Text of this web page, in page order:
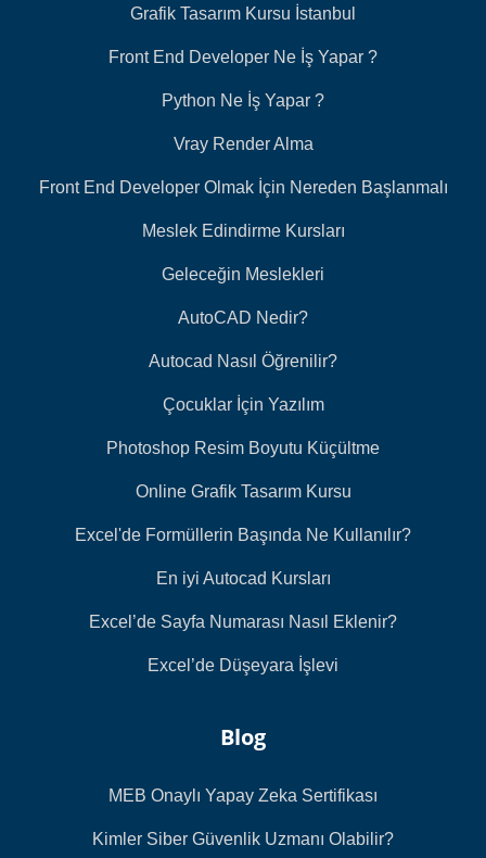
Grafik Tasarım Kursu İstanbul
Front End Developer Ne İş Yapar ?
Python Ne İş Yapar ?
Vray Render Alma
Front End Developer Olmak İçin Nereden Başlanmalı
Meslek Edindirme Kursları
Geleceğin Meslekleri
AutoCAD Nedir?
Autocad Nasıl Öğrenilir?
Çocuklar İçin Yazılım
Photoshop Resim Boyutu Küçültme
Online Grafik Tasarım Kursu
Excel'de Formüllerin Başında Ne Kullanılır?
En iyi Autocad Kursları
Excel’de Sayfa Numarası Nasıl Eklenir?
Excel’de Düşeyara İşlevi
Blog
MEB Onaylı Yapay Zeka Sertifikası
Kimler Siber Güvenlik Uzmanı Olabilir?